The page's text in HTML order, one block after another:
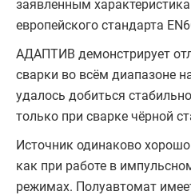
заявленным
европейского стандарта
АДАПТИВ демонстрирует
сварки во всём диапазоне
удалось добиться
только при сварке чёрной
Источник одинаково
как при работе в
режимах. Полуавтомат